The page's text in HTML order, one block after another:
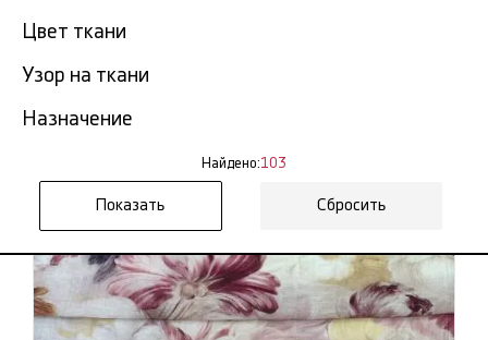
Цвет ткани
Узор на ткани
Назначение
Найдено:103
Сбросить